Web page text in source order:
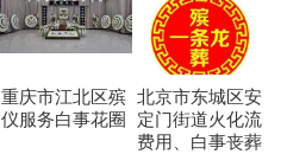
重庆市江北区殡
仪服务白事花圈
北京市东城区安
定门街道火化流
费用、白事丧葬